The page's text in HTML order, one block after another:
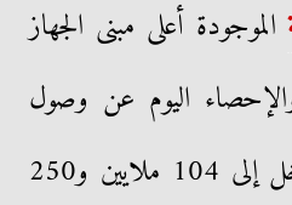
الموجودة أعلى مبنى الجهاز
والإحصاء اليوم عن وصول
عدد سكان مصر بالداخل إلى 104 ملايين و250